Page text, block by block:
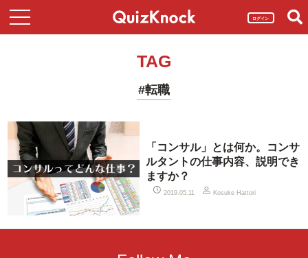
ログイン
TAG
#転職
「コンサル」とは何か。コンサ
ルタントの仕事内容、説明でき
ますか？
2019.05.11 Kosuke Hattori